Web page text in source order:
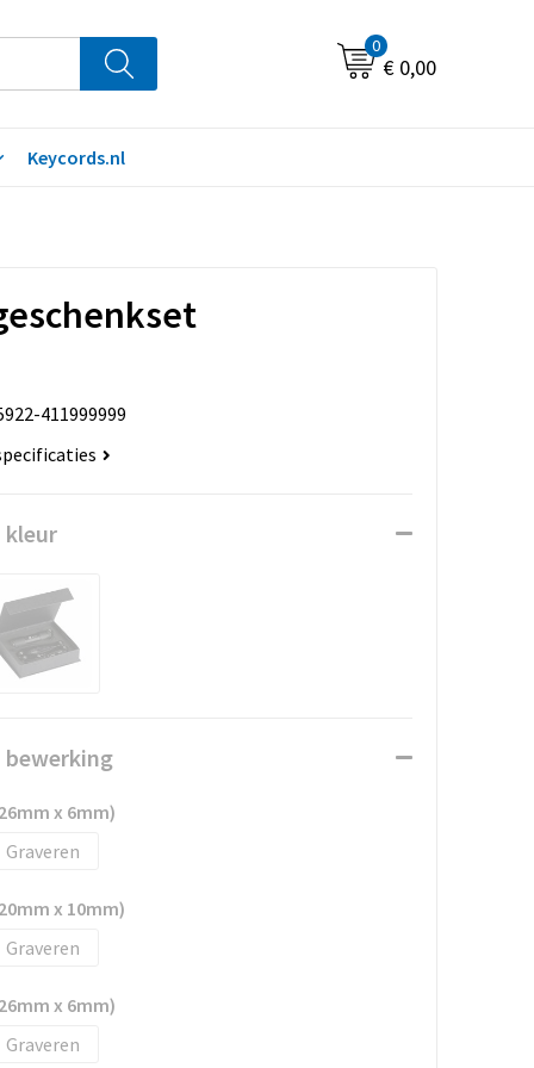
0
€ 0,00
Keycords.nl
411999999
kleur
bewerking
x 6mm)
Graveren
x 10mm)
Graveren
x 6mm)
Graveren